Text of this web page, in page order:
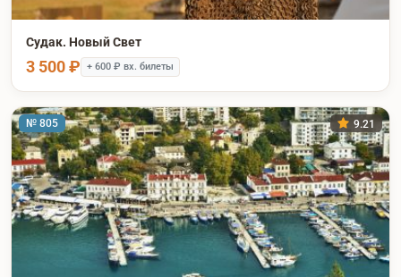
Судак. Новый Свет
3 500 ₽ + 600 ₽ вх. билеты
№ 805 9.21